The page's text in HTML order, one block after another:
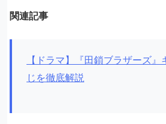
関連記事
【ドラマ】『田鎖ブラザーズ
じを徹底解説